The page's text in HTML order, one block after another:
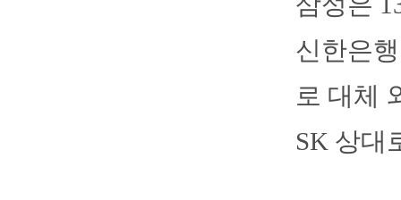
신한은
로 대체
SK 상대